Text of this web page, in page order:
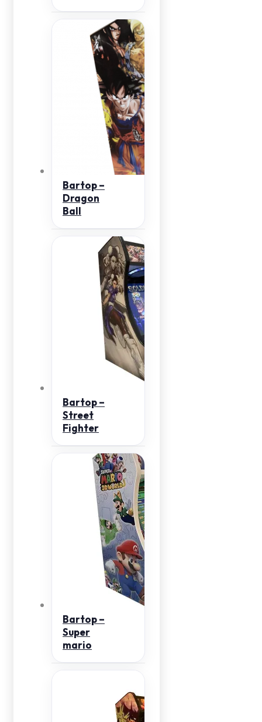
Bartop –
Dragon
Ball
Bartop –
Street
Fighter
Bartop –
Super
mario